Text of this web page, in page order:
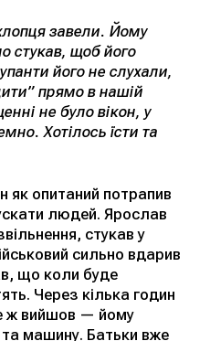
завели. Йому
стукав, щоб його
його не слухали,
прямо в нашій
не було вікон, у
Хотілось їсти та
як опитаний потрапив
людей. Ярослав
стукав у
сильно вдарив
що коли буде
Через кілька годин
ж вийшов — йому
та машину. Батьки вже